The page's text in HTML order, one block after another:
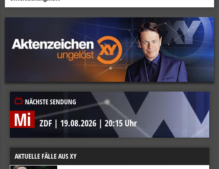
NÄCHSTE SENDUNG
Mi ZDF | 19.08.2026 | 20:15 Uhr
AKTUELLE FÄLLE AUS XY